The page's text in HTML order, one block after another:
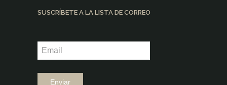
SUSCRÍBETE A LA LISTA DE CORREO